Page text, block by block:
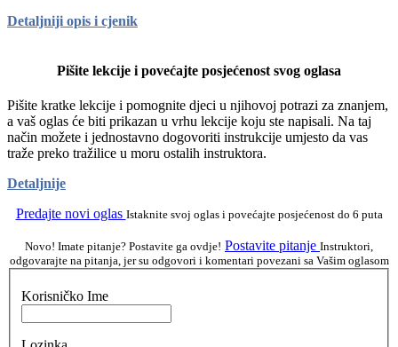
Detaljniji opis i cjenik
Pišite lekcije i povećajte posjećenost svog oglasa
Pišite kratke lekcije i pomognite djeci u njihovoj potrazi za znanjem,
a vaš oglas će biti prikazan u vrhu lekcije koju ste napisali. Na taj
način možete i jednostavno dogovoriti instrukcije umjesto da vas
traže preko tražilice u moru ostalih instruktora.
Detaljnije
Predajte novi oglas Istaknite svoj oglas i povećajte posjećenost do 6 puta
Novo! Imate pitanje? Postavite ga ovdje! Postavite pitanje Instruktori,
odgovarajte na pitanja, jer su odgovori i komentari povezani sa Vašim oglasom
Korisničko Ime